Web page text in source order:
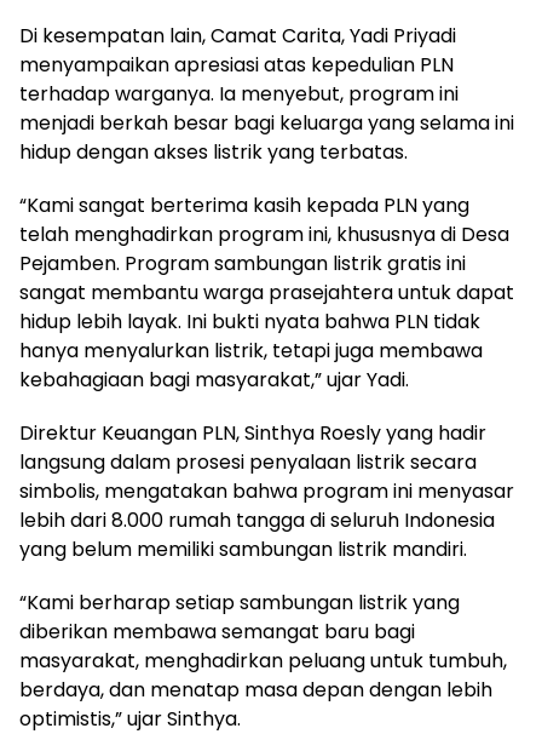
Di kesempatan lain, Camat Carita, Yadi Priyadi
menyampaikan apresiasi atas kepedulian PLN
terhadap warganya. Ia menyebut, program ini
menjadi berkah besar bagi keluarga yang selama ini
hidup dengan akses listrik yang terbatas.
“Kami sangat berterima kasih kepada PLN yang
telah menghadirkan program ini, khususnya di Desa
Pejamben. Program sambungan listrik gratis ini
sangat membantu warga prasejahtera untuk dapat
hidup lebih layak. Ini bukti nyata bahwa PLN tidak
hanya menyalurkan listrik, tetapi juga membawa
kebahagiaan bagi masyarakat,” ujar Yadi.
Direktur Keuangan PLN, Sinthya Roesly yang hadir
langsung dalam prosesi penyalaan listrik secara
simbolis, mengatakan bahwa program ini menyasar
lebih dari 8.000 rumah tangga di seluruh Indonesia
yang belum memiliki sambungan listrik mandiri.
“Kami berharap setiap sambungan listrik yang
diberikan membawa semangat baru bagi
masyarakat, menghadirkan peluang untuk tumbuh,
berdaya, dan menatap masa depan dengan lebih
optimistis,” ujar Sinthya.